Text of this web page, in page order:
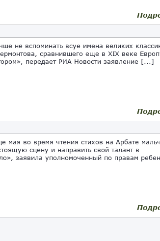
не вспоминать всуе имена великих
сравнившего еще в XIX веке
передает РИА Новости заявление [...]
мая во время чтения стихов на Арбате
сцену и направить свой талант в
заявила уполномоченный по правам